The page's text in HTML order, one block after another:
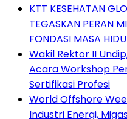
KTT KESEHATAN
TEGASKAN PERAN
FONDASI MASA
Wakil Rektor II
Acara Workshop
Sertifikasi Profesi
World Offshore
Industri Energi,